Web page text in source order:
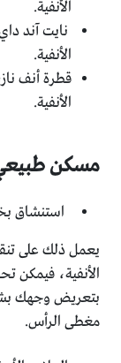
الأنفية.
نايت آند
الأنفية.
قطرة أنف
الأنفية.
مسكن طبيعي
استنشاق
يعمل ذلك على
الأنفية، فيمكن
بتعريض وجهك
مغطى الرأس.